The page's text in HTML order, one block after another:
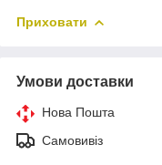
Приховати
Умови доставки
Нова Пошта
Самовивіз